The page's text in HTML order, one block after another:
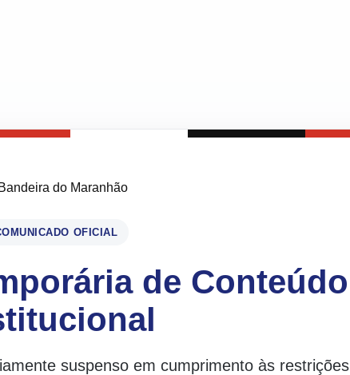
OFICIAL
de Conteúdo
suspenso em cumprimento às restrições